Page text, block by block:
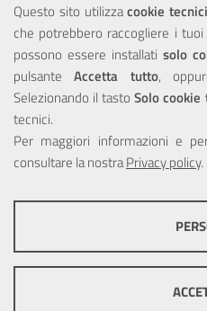
Questo sito utilizzacookie
che potrebbero raccogliere i
possono essere installati solo
pulsanteAccetta tutto,
Selezionando il tastoSolo cookie
tecnici.
Per maggiori informazioni e
consultare la nostraPrivacy policy.
ottimale per ogni utente. Essi non
© Copyright 2025 Città